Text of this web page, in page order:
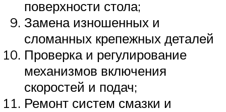
поверхности стола;
Замена изношенных и
сломанных крепежных деталей
Проверка и регулирование
механизмов включения
скоростей и подач;
Ремонт систем смазки и